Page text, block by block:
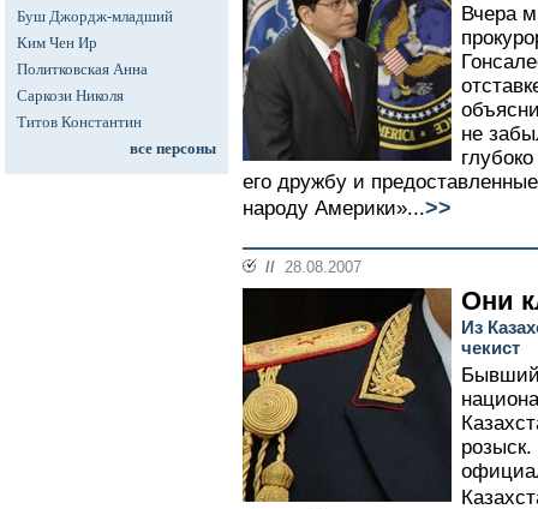
Буш Джордж-младший
Ким Чен Ир
Политковская Анна
Саркози Николя
Титов Константин
все персоны
Вчера
не
его дружбу и
народу Америки»...>>
// 28.08.2007
Они
Из
чекист
Бывший